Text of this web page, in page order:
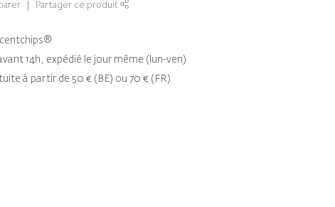
Partager ce produit
14h, expédié le jour même (lun-ven)
à partir de 50 € (BE) ou 70 € (FR)